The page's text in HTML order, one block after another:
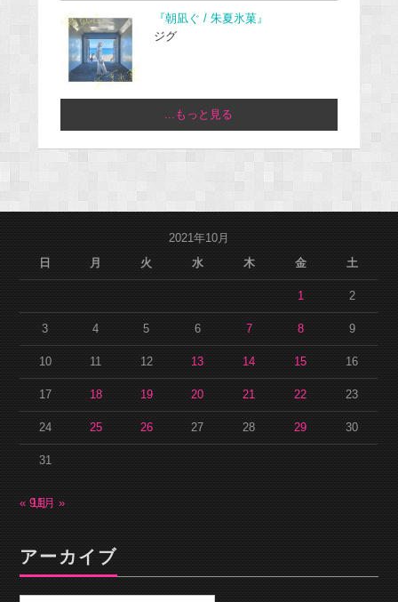
『朝凪ぐ / 朱夏氷菓』
ジグ
...もっと見る
2021年10月
日
月 火 水 木 金 土
1 2
3 4 5 6 7 8 9
10 11 12 13 14 15 16
17 18 19 20 21 22 23
24 25 26 27 28 29 30
31
« 9月
11月 »
アーカイブ